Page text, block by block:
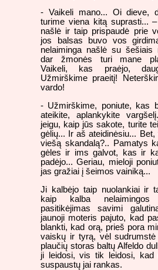
- Vaikeli mano... Oi dieve,
turime viena kitą suprasti...
našlė ir taip prispaudė prie
jos balsas buvo vos
nelaiminga našlė su šešiais
dar žmonės turi mane
Vaikeli, kas praėjo,
Užmirškime praeitį!
vardo!
- Užmirškime, poniute, kas
ateikite, aplankykite
jeigu, kaip jūs sakote, turite
gėlių... Ir aš ateidinėsiu...
viešą skandalą?.. Pamatys
gėles ir ims galvot, kas ir
padėjo... Geriau, mieloji
jas gražiai į šeimos vainiką...
Ji kalbėjo taip nuolankiai ir
kaip kalba
pasitikėjimas savimi
jaunoji moteris pajuto, kad
blankti, kad orą, prieš pora
vaiskų ir tyrą, vėl sudrumstė
plaučių storas baltų Alfeldo
ji leidosi, vis tik leidosi, kad
suspaustų jai rankas.